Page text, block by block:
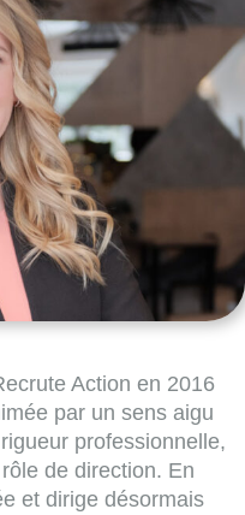
Action en 2016
par un sens aigu
professionnelle,
de direction. En
et dirige désormais